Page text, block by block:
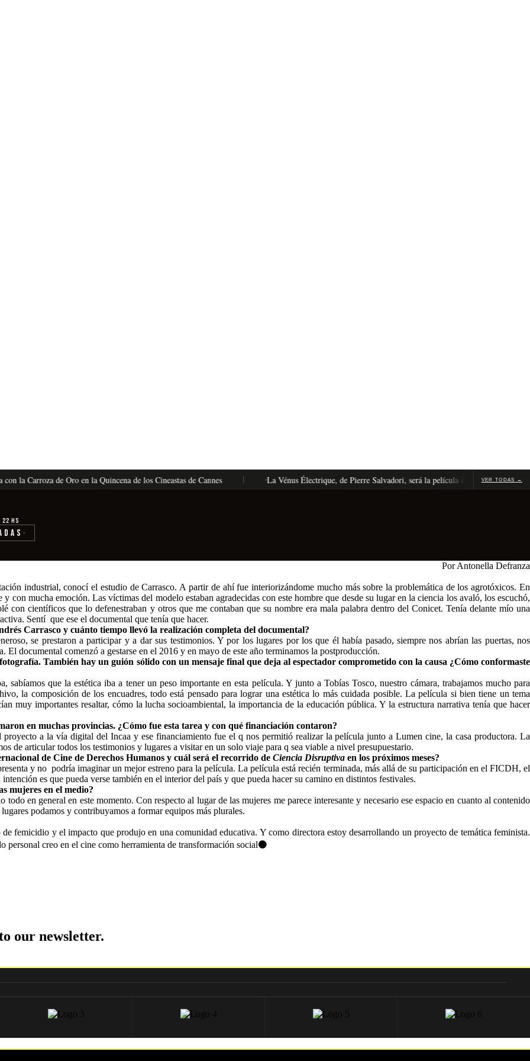
Carroza de Oro en la Quincena de los Cineastas de Cannes La Vénus Électrique, de Pierre Salvadori, será la película de apertura de Cannes
VER TODAS →
hs
›
Por Antonella Defranza
industrial, conocí el estudio de Carrasco. A partir de ahí fue interiorizándome mucho más sobre la problemática de los agrotóxicos. En
con mucha emoción. Las víctimas del modelo estaban agradecidas con este hombre que desde su lugar en la ciencia los avaló, los escuchó,
con científicos que lo defenestraban y otros que me contaban que su nombre era mala palabra dentro del Conicet. Tenía delante mío una
Sentí que ese el documental que tenía que hacer.
Carrasco y cuánto tiempo llevó la realización completa del documental?
se prestaron a participar y a dar sus testimonios. Y por los lugares por los que él había pasado, siempre nos abrían las puertas, nos
El documental comenzó a gestarse en el 2016 y en mayo de este año terminamos la postproducción.
También hay un guión sólido con un mensaje final que deja al espectador comprometido con la causa ¿Cómo conformaste
que la estética iba a tener un peso importante en esta película. Y junto a Tobías Tosco, nuestro cámara, trabajamos mucho para
la composición de los encuadres, todo está pensado para lograr una estética lo más cuidada posible. La película si bien tiene un tema
muy importantes resaltar, cómo la lucha socioambiental, la importancia de la educación pública. Y la estructura narrativa tenía que hacer
en muchas provincias. ¿Cómo fue esta tarea y con qué financiación contaron?
a la vía digital del Incaa y ese financiamiento fue el q nos permitió realizar la película junto a Lumen cine, la casa productora. La
de articular todos los testimonios y lugares a visitar en un solo viaje para q sea viable a nivel presupuestario.
de Cine de Derechos Humanos y cuál será el recorrido de Ciencia Disruptiva en los próximos meses?
y no podría imaginar un mejor estreno para la película. La película está recién terminada, más allá de su participación en el FICDH, el
es que pueda verse también en el interior del país y que pueda hacer su camino en distintos festivales.
mujeres en el medio?
en general en este momento. Con respecto al lugar de las mujeres me parece interesante y necesario ese espacio en cuanto al contenido
podamos y contribuyamos a formar equipos más plurales.
femicidio y el impacto que produjo en una comunidad educativa. Y como directora estoy desarrollando un proyecto de temática feminista.
personal creo en el cine como herramienta de transformación social⚫
our newsletter.